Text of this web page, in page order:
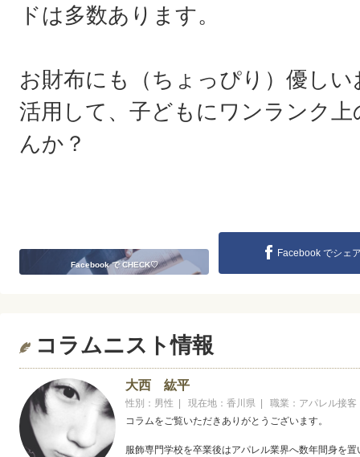
ドは多数あります。
お財布にも（ちょっぴり）優し
活用して、子どもにワンランク
んか？
Facebook で CHECK♡
Facebook でシェ
コラムニスト情報
大西 紘平
性別：男性 | 現在地：香川県 | 職業：アパレル接客
コラムをご覧いただきありがとうございます。
服飾専門学校を卒業後はアパレル業界へ数年間身を